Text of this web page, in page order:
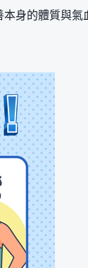
身的體質與